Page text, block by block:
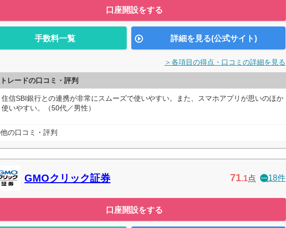
口座開設をする
手数料一覧 詳細を見る(公式サイト)
＞各項目の得点・口コミの詳細を見る
レードの口コミ・評判
住信SBI銀行との連携が非常にスムーズで使いやすい。また、スマホアプリが思いのほか
使いやすい。（50代／男性）
の口コミ・評判
GMOクリック証券 71.1点 18件
口座開設をする